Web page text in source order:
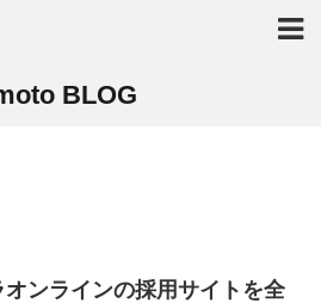
BLOG
オンラインの採用サイトを全